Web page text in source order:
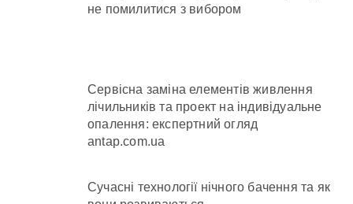
не помилитися з вибором
Сервісна заміна елементів живлення
лічильників та проект на індивідуальне
опалення: експертний огляд
antap.com.ua
Сучасні технології нічного бачення та як